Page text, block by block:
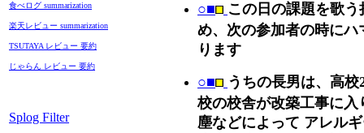
食べログ summarization
楽天レビュー summarization
TSUTAYA レビュー 要約
じゃらん レビュー 要約
Splog Filter
○■ この日の課題を歌
め、次の参加者の時に
ります
○■ うちの長男は、高
校の校舎が改築工事に
塵などによって アレル